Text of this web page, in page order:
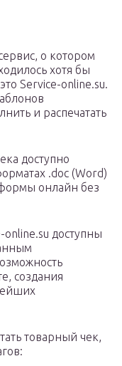
о котором
хотя бы
Service-online.su.
и распечатать
доступно
.doc (Word)
онлайн без
online.su доступны
создания
товарный чек,